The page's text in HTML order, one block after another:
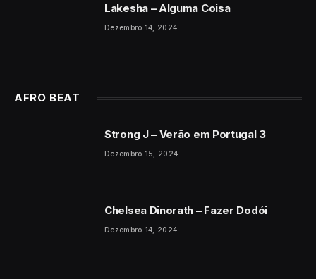
Lakesha – Alguma Coisa
Dezembro 14, 2024
AFRO BEAT
Strong J – Verão em Portugal 3
Dezembro 15, 2024
Chelsea Dinorath – Fazer Dodói
Dezembro 14, 2024